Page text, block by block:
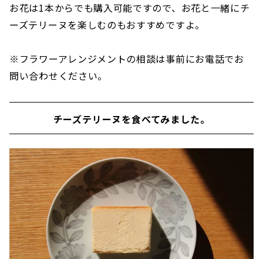
お花は1本からでも購入可能ですので、お花と一緒にチ
ーズテリーヌを楽しむのもおすすめですよ。
※フラワーアレンジメントの相談は事前にお電話でお
問い合わせください。
チーズテリーヌを食べてみました。